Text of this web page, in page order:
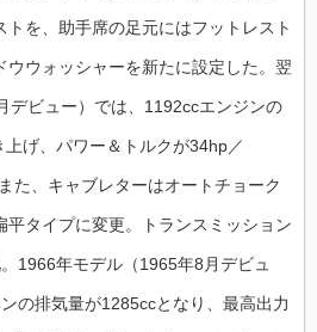
トを、助手席の足元にはフットレスト
ウウォッシャーを新たに設定した。翌
デビュー）では、1192ccエンジンの
げ、パワー＆トルクが34hp／
た、キャブレターはオートチョーク
平タイプに変更。トランスミッション
1966年モデル（1965年8月デビュ
の排気量が1285ccとなり、最高出力